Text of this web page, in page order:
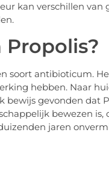
kan verschillen van
soort antibioticum.
hebben. Naar
gevonden dat
bewezen
jaren